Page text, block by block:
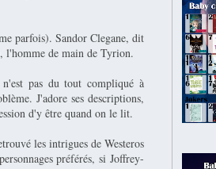
parfois). Sandor Clegane, dit
l'homme de main de Tyrion.
pas du tout compliqué à
J'adore ses descriptions,
d'y être quand on le lit.
les intrigues de Westeros
préférés, si Joffrey-